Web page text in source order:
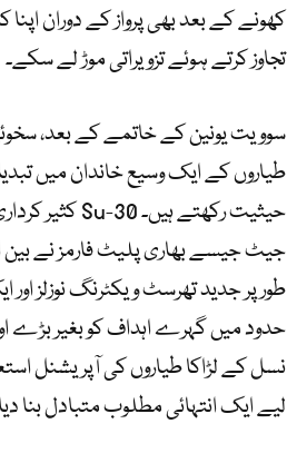
کھونے کے بعد بھی پرواز کے دوران
تجاوز کرتے ہوئے تزویراتی موڑ لے سکے۔
سوویت یونین کے خاتمے کے بعد، سخوئی
طیاروں کے ایک وسیع خاندان میں
طور پر جدید تھرسٹ ویکٹرنگ نوزلز
نسل کے لڑاکا طیاروں کی آپریشنل
لیے ایک انتہائی مطلوب متبادل بنا